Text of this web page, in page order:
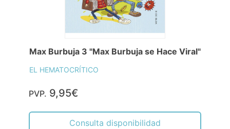
Max Burbuja 3 "Max Burbuja se Hace Viral"
EL HEMATOCRÍTICO
PVP. 9,95€
Consulta disponibilidad